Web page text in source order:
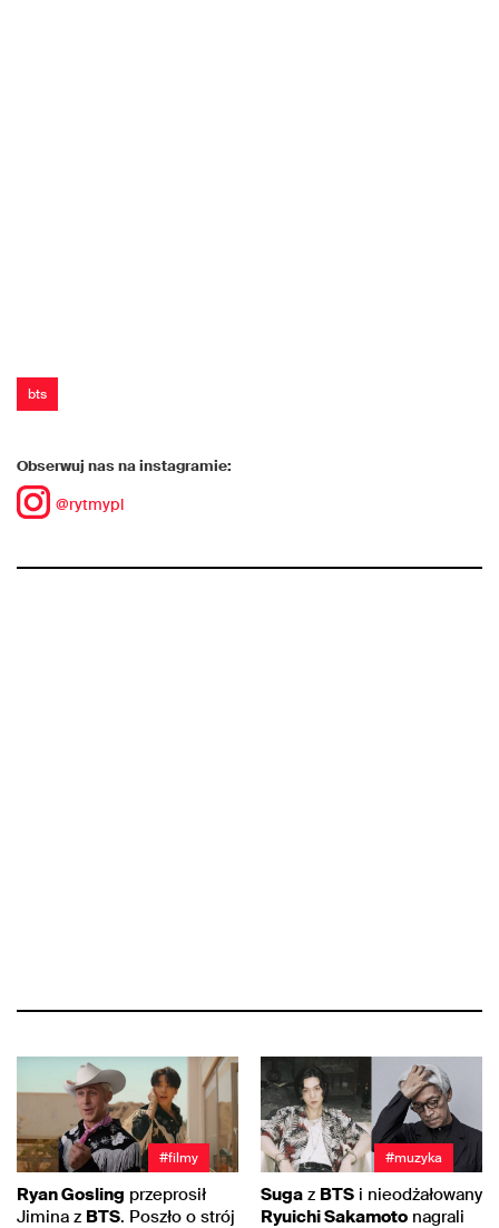
bts
Obserwuj nas na instagramie:
@rytmypl
#filmy
Ryan Gosling przeprosił
Jimina z BTS. Poszło o strój
#muzyka
Suga z BTS i nieodżałowany
Ryuichi Sakamoto nagrali